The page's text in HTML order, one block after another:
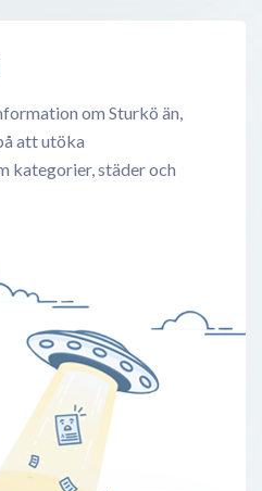
om Sturkö än,
att utöka
kategorier, städer och